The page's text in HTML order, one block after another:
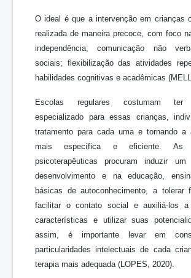
O ideal é que a intervenção em crianças
realizada de maneira precoce, com foco
independência; comunicação não
sociais; flexibilização das atividades
habilidades cognitivas e acadêmicas
Escolas regulares costumam ter
especializado para essas crianças,
tratamento para cada uma e tornando a
mais específica e eficiente. As
psicoterapêuticas procuram induzir
desenvolvimento e na educação,
básicas de autoconhecimento, a tolerar
facilitar o contato social e auxiliá-los a
características e utilizar suas
assim, é importante levar em
particularidades intelectuais de cada
terapia mais adequada (LOPES, 2020).